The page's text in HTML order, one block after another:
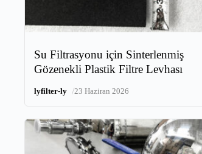
Su Filtrasyonu için Sinterlenmiş
Gözenekli Plastik Filtre Levhası
lyfilter-ly /23 Haziran 2026